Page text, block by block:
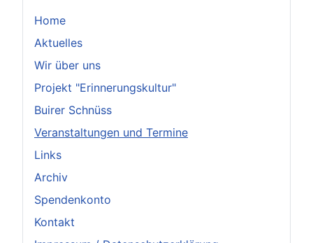
Home
Aktuelles
Wir über uns
Projekt "Erinnerungskultur"
Buirer Schnüss
Veranstaltungen und Termine
Links
Archiv
Spendenkonto
Kontakt